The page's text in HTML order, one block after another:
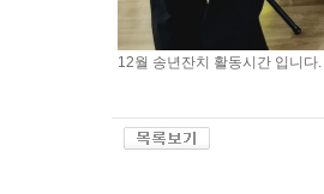
12월 송년잔치 활동시간 입니다.